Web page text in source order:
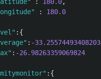
" :
180.0
" :{
" : -33.25574493408203
" : -26.98263359069824
" :{